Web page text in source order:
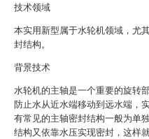
技术领域
本实用新型属于水轮机领域，尤
封结构。
背景技术
水轮机的主轴是一个重要的旋转
防止水从近水端移动到远水端，
有常见的主轴密封结构一般为单
结构又依靠水压实现密封，这样